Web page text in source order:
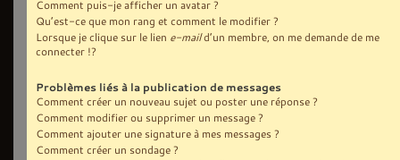
Comment puis-je afficher un avatar ?
Qu’est-ce que mon rang et comment le modifier ?
Lorsque je clique sur le lien e-maild’un membre, on me demande de me
connecter !?
Problèmes liés à la publication de messages
Comment créer un nouveau sujet ou poster une réponse ?
Comment modifier ou supprimer un message ?
Comment ajouter une signature à mes messages ?
Comment créer un sondage ?